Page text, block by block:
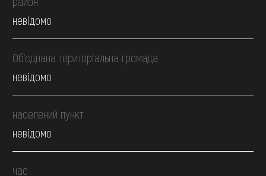
невідомо
Об’єднана територіальна громада
невідомо
населений пункт
невідомо
час